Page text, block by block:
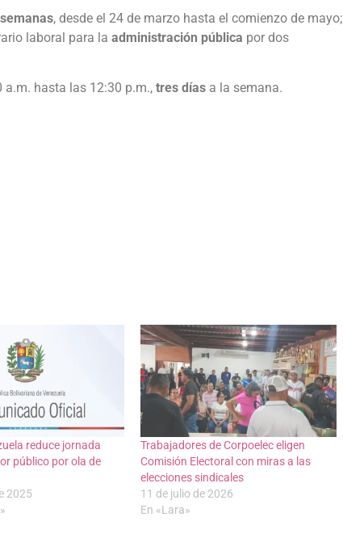
, desde el 24 de marzo hasta el comienzo de mayo;
laboral para la administración pública por dos
a.m. hasta las 12:30 p.m., tres días a la semana.
reduce jornada
público por ola de
2025
Trabajadores de Corpoelec eligen
Comisión Electoral con miras a las
elecciones sindicales
11 de julio de 2026
En «Lara»